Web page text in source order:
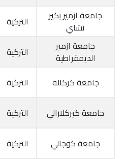
جامعة ازمير بكير
تشاي
التركية
جامعة ازمير
الديمقراطية
التركية
جامعة كركالة
التركية
جامعة كيركلارالي
التركية
جامعة كوجالي
التركية